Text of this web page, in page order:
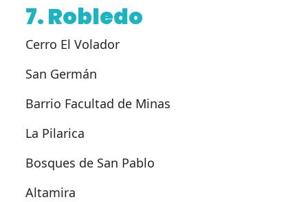
7. Robledo
Cerro El Volador
San Germán
Barrio Facultad de Minas
La Pilarica
Bosques de San Pablo
Altamira